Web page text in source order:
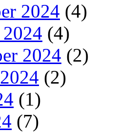
2024 (4)
(4)
2024 (2)
(2)
(1)
(7)